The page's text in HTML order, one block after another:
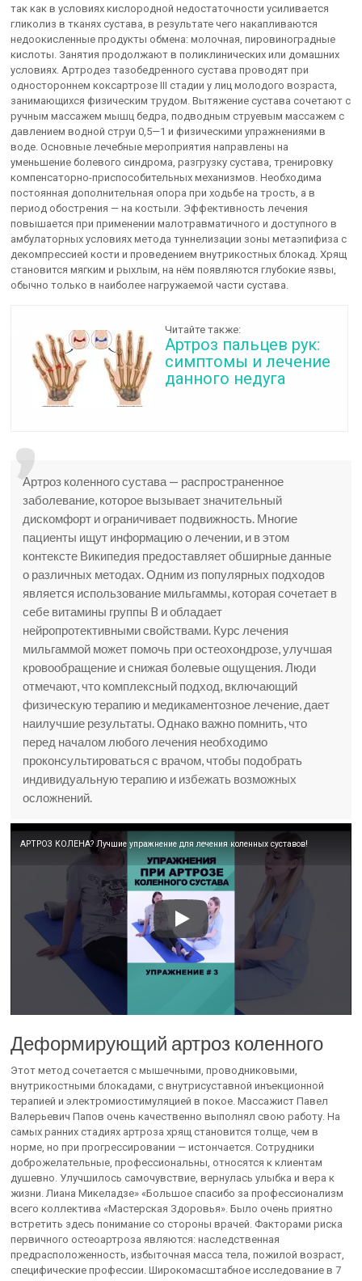
так как в условиях кислородной недостаточности усиливается
гликолиз в тканях сустава, в результате чего накапливаются
недоокисленные продукты обмена: молочная, пировиноградные
кислоты. Занятия продолжают в поликлинических или домашних
условиях. Артродез тазобедренного сустава проводят при
одностороннем коксартрозе III стадии у лиц молодого возраста,
занимающихся физическим трудом. Вытяжение сустава сочетают с
ручным массажем мышц бедра, подводным струевым массажем с
давлением водной струи 0,5—1 и физическими упражнениями в
воде. Основные лечебные мероприятия направлены на
уменьшение болевого синдрома, разгрузку сустава, тренировку
компенсаторно-приспособительных механизмов. Необходима
постоянная дополнительная опора при ходьбе на трость, а в
период обострения — на костыли. Эффективность лечения
повышается при применении малотравматичного и доступного в
амбулаторных условиях метода туннелизации зоны метаэпифиза с
декомпрессией кости и проведением внутрикостных блокад. Хрящ
становится мягким и рыхлым, на нём появляются глубокие язвы,
обычно только в наиболее нагружаемой части сустава.
Читайте также:
Артроз пальцев рук:
симптомы и лечение
данного недуга
Артроз коленного сустава — распространенное
заболевание, которое вызывает значительный
дискомфорт и ограничивает подвижность. Многие
пациенты ищут информацию о лечении, и в этом
контексте Википедия предоставляет обширные данные
о различных методах. Одним из популярных подходов
является использование мильгаммы, которая сочетает в
себе витамины группы B и обладает
нейропротективными свойствами. Курс лечения
мильгаммой может помочь при остеохондрозе, улучшая
кровообращение и снижая болевые ощущения. Люди
отмечают, что комплексный подход, включающий
физическую терапию и медикаментозное лечение, дает
наилучшие результаты. Однако важно помнить, что
перед началом любого лечения необходимо
проконсультироваться с врачом, чтобы подобрать
индивидуальную терапию и избежать возможных
осложнений.
АРТРОЗ КОЛЕНА? Лучшие упражнение для лечения коленных суставов!
Деформирующий артроз коленного
Этот метод сочетается с мышечными, проводниковыми,
внутрикостными блокадами, с внутрисуставной инъекционной
терапией и электромиостимуляцией в покое. Массажист Павел
Валерьевич Папов очень качественно выполнял свою работу. На
самых ранних стадиях артроза хрящ становится толще, чем в
норме, но при прогрессировании — истончается. Сотрудники
доброжелательные, профессиональны, относятся к клиентам
душевно. Улучшилось самочувствие, вернулась улыбка и вера к
жизни. Лиана Микеладзе» «Большое спасибо за профессионализм
всего коллектива «Мастерская Здоровья». Было очень приятно
встретить здесь понимание со стороны врачей. Факторами риска
первичного остеоартроза являются: наследственная
предрасположенность, избыточная масса тела, пожилой возраст,
специфические профессии. Широкомасштабное исследование в 7